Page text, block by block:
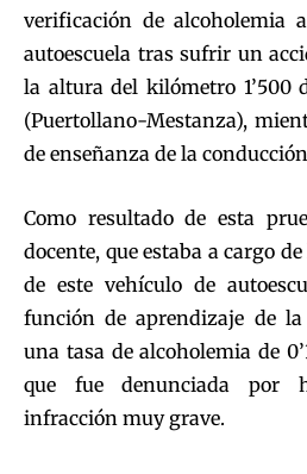
verificación de alcoholemia
autoescuela tras sufrir un
la altura del kilómetro 1’500
(Puertollano-Mestanza),
de enseñanza de la
Como resultado de esta
docente, que estaba a cargo
de este vehículo de
función de aprendizaje de
una tasa de alcoholemia de
que fue denunciada por
infracción muy grave.